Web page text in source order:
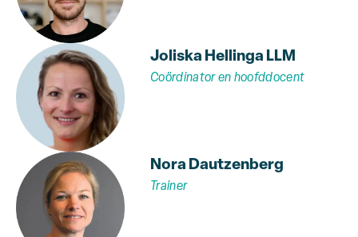
Joliska Hellinga LLM
Coördinator en hoofddocent
Nora Dautzenberg
Trainer